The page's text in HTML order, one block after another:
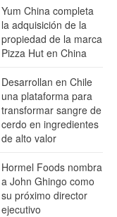
Yum China completa
la adquisición de la
propiedad de la marca
Pizza Hut en China
Desarrollan en Chile
una plataforma para
transformar sangre de
cerdo en ingredientes
de alto valor
Hormel Foods nombra
a John Ghingo como
su próximo director
ejecutivo